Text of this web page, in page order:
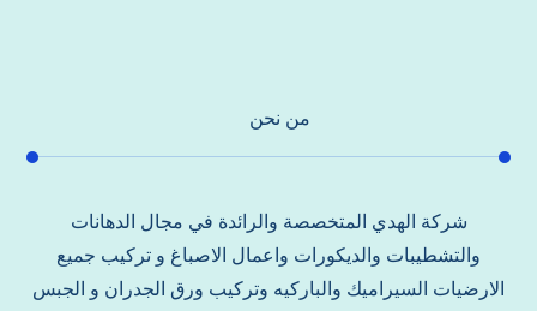
من نحن
شركة الهدي المتخصصة والرائدة في مجال الدهانات
والتشطيبات والديكورات واعمال الاصباغ و تركيب جميع
الارضيات السيراميك والباركيه وتركيب ورق الجدران و الجبس